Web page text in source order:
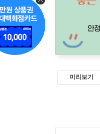
미리보기